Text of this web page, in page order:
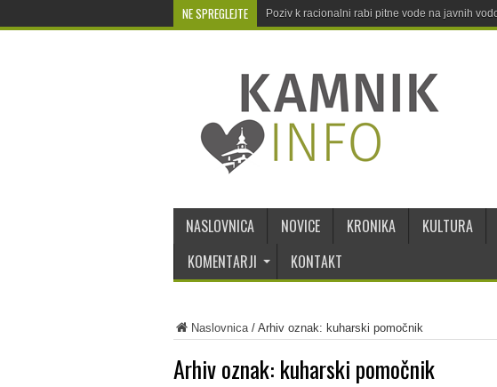
NE SPREGLEJTE Poziv k racionalni rabi pitne vode na javnih
NASLOVNICA NOVICE KRONIKA KULTURA
KOMENTARJI
KONTAKT
Naslovnica/ Arhiv oznak: kuharski pomočnik
Arhiv oznak: kuharski pomočnik